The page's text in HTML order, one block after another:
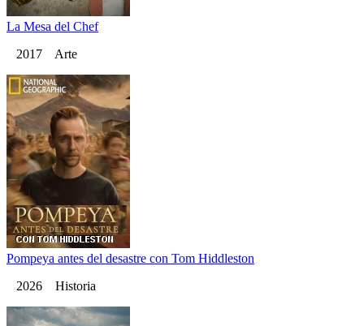
La Mesa del Chef
2017 Arte
Pompeya antes del desastre con Tom Hiddleston
2026 Historia